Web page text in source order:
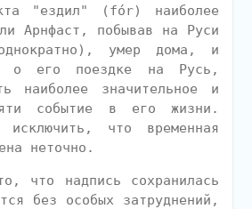
"ездил" (fór) наиболее
Арнфаст, побывав на Руси
умер дома, и
о его поездке на Русь,
наиболее значительное и
событие в его жизни.
исключить, что временная
неточно.
что надпись сохранилась
без особых затруднений,